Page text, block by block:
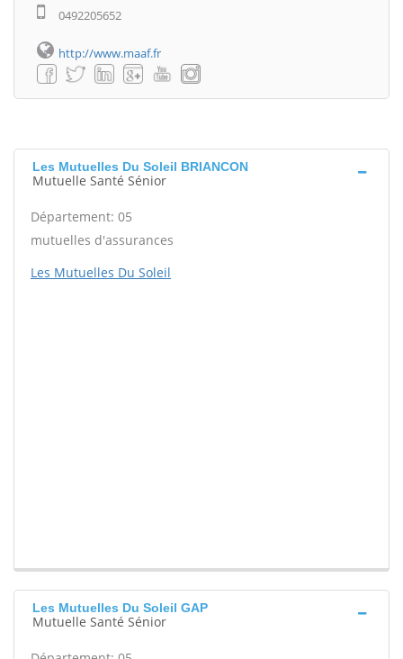
0492205652
http://www.maaf.fr
Les Mutuelles Du Soleil BRIANCON
Mutuelle Santé Sénior
Département: 05
mutuelles d'assurances
Les Mutuelles Du Soleil
Les Mutuelles Du Soleil GAP
Mutuelle Santé Sénior